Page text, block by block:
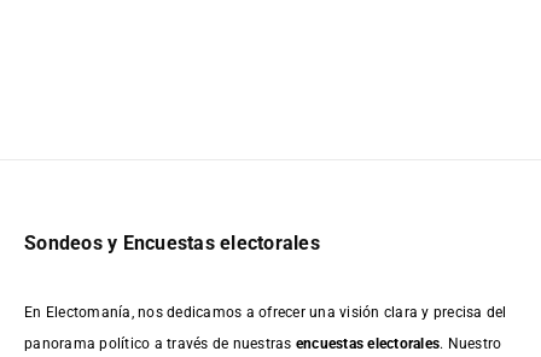
Sondeos y Encuestas electorales
En Electomanía, nos dedicamos a ofrecer una visión clara y precisa del
panorama político a través de nuestras encuestas electorales. Nuestro